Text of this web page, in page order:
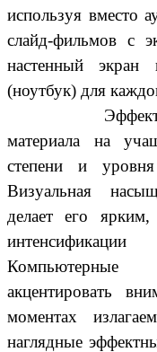
используя вместо
слайд-фильмов с
настенный экран
(ноутбук) для
материала на
степени и уровня
Визуальная
делает его
Компьютерные
акцентировать
моментах
наглядные